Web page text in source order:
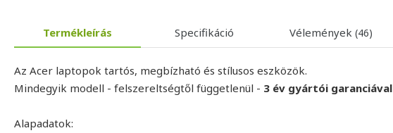
Termékleírás Specifikáció Vélemények (46)
Az Acer laptopok tartós, megbízható és stílusos eszközök.
Mindegyik modell - felszereltségtől függetlenül - 3 év gyártói garanciával
Alapadatok: